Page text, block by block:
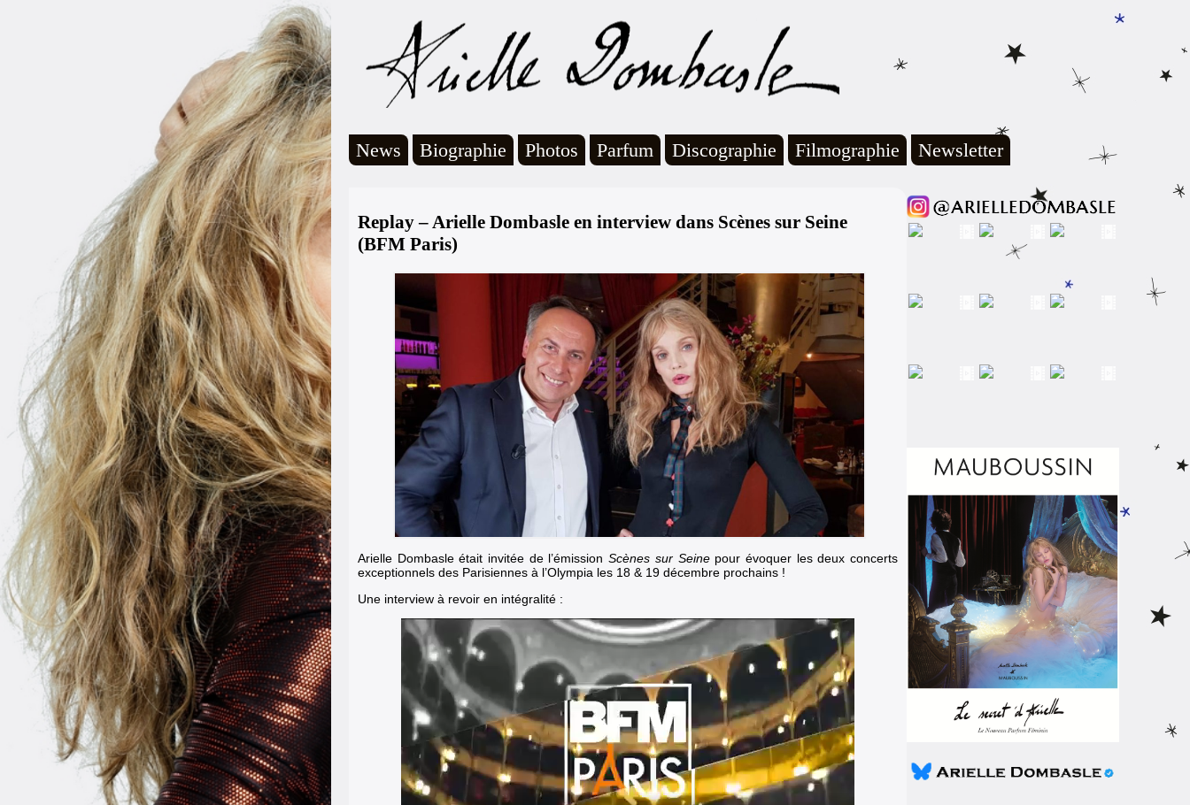
News Biographie Photos Parfum Discographie Filmographie Newsletter
Replay – Arielle Dombasle en interview dans Scènes sur Seine
(BFM Paris)
Arielle Dombasle était invitée de l’émissionScènes sur Seinepour évoquer les deux concerts
exceptionnels des Parisiennes à l’Olympia les 18 & 19 décembre prochains !
Une interview à revoir en intégralité :